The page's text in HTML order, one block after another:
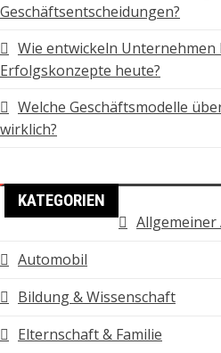
Geschäftsentscheidungen?
Wie entwickeln Unternehmen
Erfolgskonzepte heute?
Welche Geschäftsmodelle
wirklich?
KATEGORIEN
Allgemeiner
Automobil
Bildung & Wissenschaft
Elternschaft & Familie